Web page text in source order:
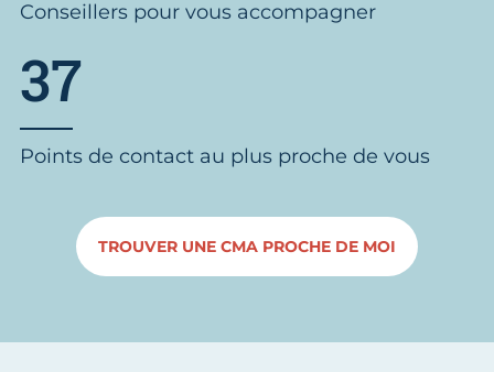
Conseillers pour vous accompagner
37
Points de contact au plus proche de vous
TROUVER UNE CMA PROCHE DE MOI